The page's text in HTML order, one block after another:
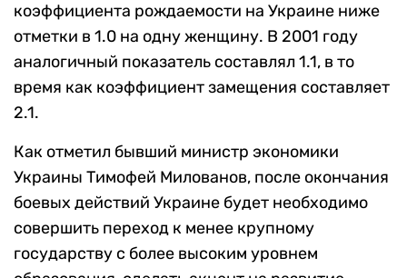
коэффициента рождаемости на Украине ниже
отметки в 1.0 на одну женщину. В 2001 году
аналогичный показатель составлял 1.1, в то
время как коэффициент замещения составляет
2.1.
Как отметил бывший министр экономики
Украины Тимофей Милованов, после окончания
боевых действий Украине будет необходимо
совершить переход к менее крупному
государству с более высоким уровнем